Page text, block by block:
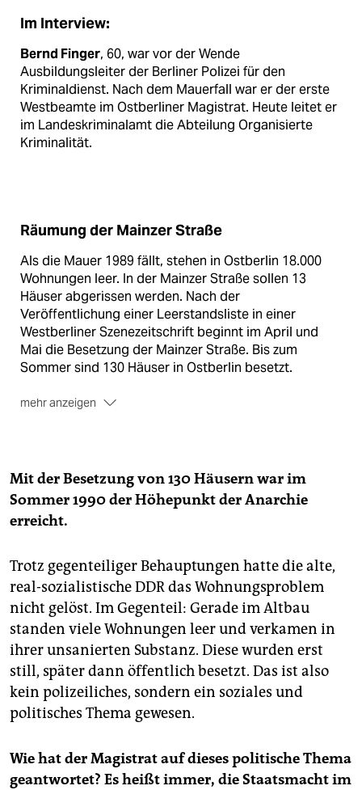
Im Interview:
Bernd Finger, 60, war vor der Wende
Ausbildungsleiter der Berliner Polizei für den
Kriminaldienst. Nach dem Mauerfall war er der erste
Westbeamte im Ostberliner Magistrat. Heute leitet er
im Landeskriminalamt die Abteilung Organisierte
Kriminalität.
Räumung der Mainzer Straße
Als die Mauer 1989 fällt, stehen in Ostberlin 18.000
Wohnungen leer. In der Mainzer Straße sollen 13
Häuser abgerissen werden. Nach der
Veröffentlichung einer Leerstandsliste in einer
Westberliner Szenezeitschrift beginnt im April und
Mai die Besetzung der Mainzer Straße. Bis zum
Sommer sind 130 Häuser in Ostberlin besetzt.
mehr anzeigen
Neubesetzungen sollen geräumt werden.
Mit der Räumung zweier Häuser im Rahmen der
Berliner Linie bricht am 12. November 1990 der
Situation eskaliert. Am Morgen des 14. November
beginnt einer der größten Polizeieinsätze in
Deutschland.
Zwei Tage später, am 16. November 1990, gibt Renate
Künast das Ende von Rot-Grün bekannt.
Mit der Besetzung von 130 Häusern war im
Sommer 1990 der Höhepunkt der Anarchie
erreicht.
Trotz gegenteiliger Behauptungen hatte die alte,
real-sozialistische DDR das Wohnungsproblem
nicht gelöst. Im Gegenteil: Gerade im Altbau
standen viele Wohnungen leer und verkamen in
ihrer unsanierten Substanz. Diese wurden erst
still, später dann öffentlich besetzt. Das ist also
kein polizeiliches, sondern ein soziales und
politisches Thema gewesen.
Wie hat der Magistrat auf dieses politische Thema
geantwortet? Es heißt immer, die Staatsmacht im